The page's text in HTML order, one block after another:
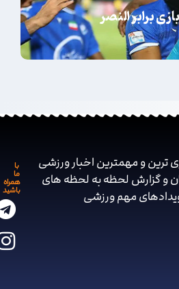
برابر النصر
ترین و مهمترین اخبار ورزشی
و گزارش لحظه به لحظه های
مهم ‌ورزشی
همراه
باشید